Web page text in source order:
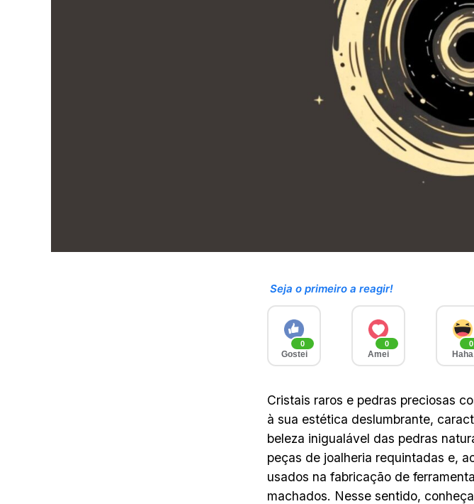
Seja o primeiro a reagir!
0
Gostei
0
Amei
0
Haha
Cristais raros e pedras preciosas
à sua estética deslumbrante,
beleza inigualável das pedras
peças de joalheria requintadas e,
usados ​​na fabricação de
machados. Nesse sentido,